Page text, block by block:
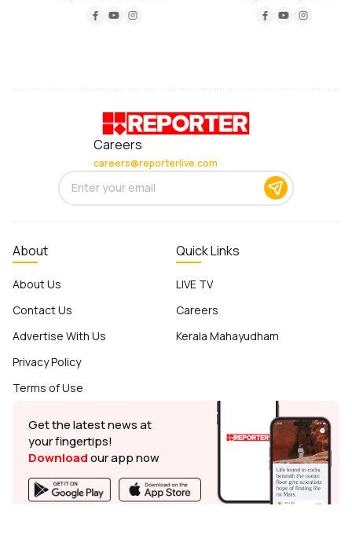
Careers
careers@reporterlive.com
About
About Us
Contact Us
Advertise With Us
Privacy Policy
Terms of Use
Quick Links
LIVE TV
Careers
Kerala Mahayudham
Get the latest news at
your fingertips!
Downloadour app now